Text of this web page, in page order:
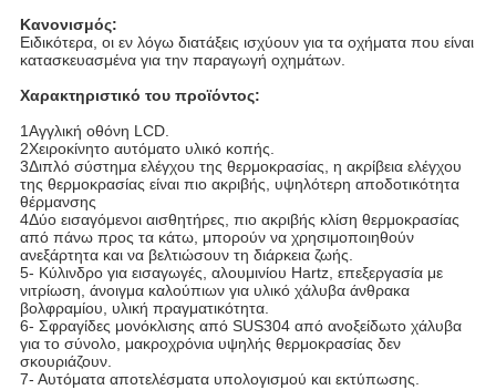
Κανονισμός:
Ειδικότερα, οι εν λόγω διατάξεις ισχύουν για τα οχήματα που είναι
κατασκευασμένα για την παραγωγή οχημάτων.
Χαρακτηριστικό του προϊόντος:
1Αγγλική οθόνη LCD.
2Χειροκίνητο αυτόματο υλικό κοπής.
3Διπλό σύστημα ελέγχου της θερμοκρασίας, η ακρίβεια ελέγχου
της θερμοκρασίας είναι πιο ακριβής, υψηλότερη αποδοτικότητα
θέρμανσης
4Δύο εισαγόμενοι αισθητήρες, πιο ακριβής κλίση θερμοκρασίας
από πάνω προς τα κάτω, μπορούν να χρησιμοποιηθούν
ανεξάρτητα και να βελτιώσουν τη διάρκεια ζωής.
5- Κύλινδρο για εισαγωγές, αλουμινίου Hartz, επεξεργασία με
νιτρίωση, άνοιγμα καλούπιων για υλικό χάλυβα άνθρακα
βολφραμίου, υλική πραγματικότητα.
6- Σφραγίδες μονόκλισης από SUS304 από ανοξείδωτο χάλυβα
για το σύνολο, μακροχρόνια υψηλής θερμοκρασίας δεν
σκουριάζουν.
7- Αυτόματα αποτελέσματα υπολογισμού και εκτύπωσης.